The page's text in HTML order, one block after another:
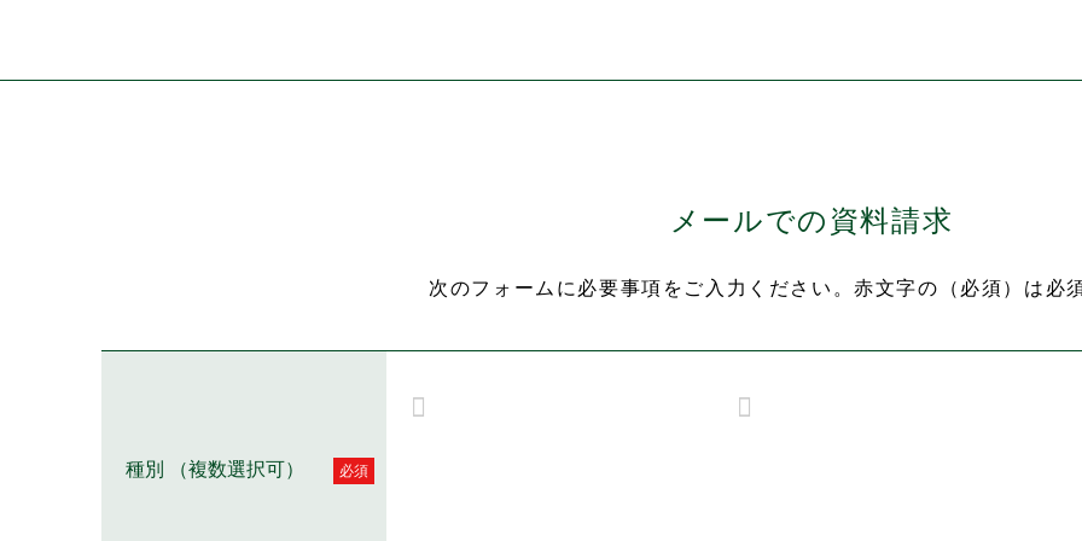
メールでの資料請求
次のフォームに必要事項をご入力ください。赤文字の（必須）は必
種別 （複数選択可） 必須